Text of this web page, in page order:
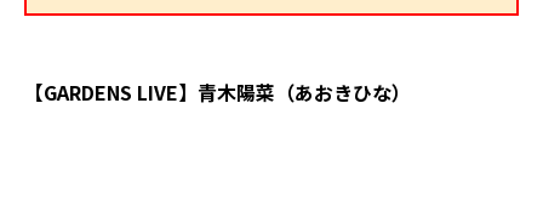
【GARDENS LIVE】青木陽菜（あおきひな）